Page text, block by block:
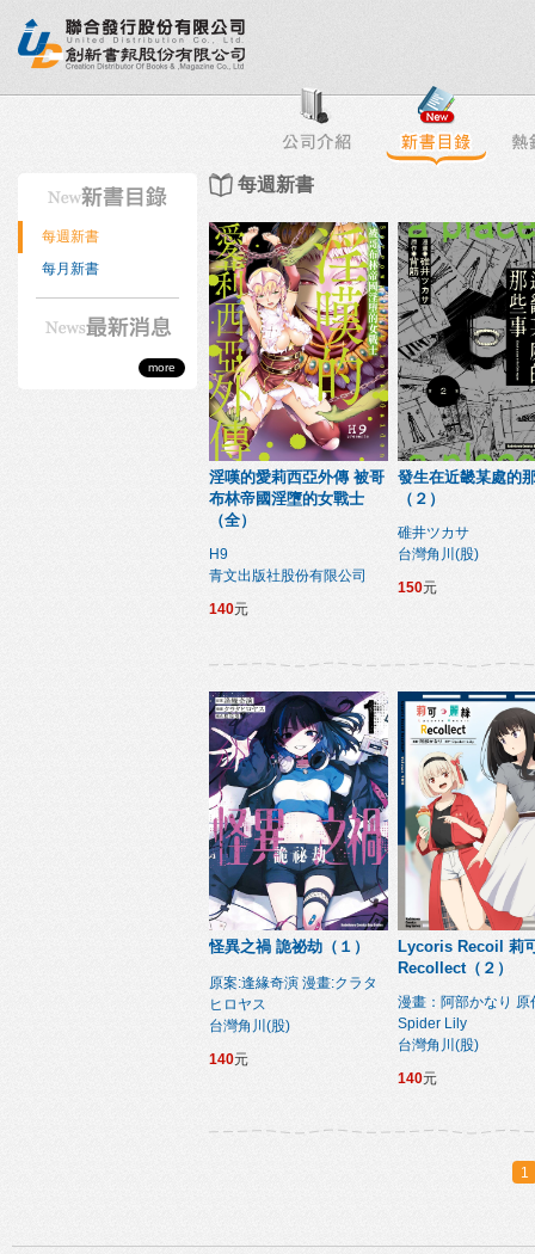
榜 出版社專區 書店專區 目錄下載 會員服務
每週新書
每月新書
more
每週新書
淫嘆的愛莉西亞外傳 被哥
布林帝國淫墮的女戰士
（全）
H9
青文出版社股份有限公司
140元
發生在近畿某處的
（２）
碓井ツカサ
台灣角川(股)
150元
怪異之禍 詭祕劫（１）
原案:逢緣奇演 漫畫:クラタ
ヒロヤス
台灣角川(股)
140元
Lycoris Recoil 莉
Recollect（２）
漫畫：阿部かなり 原
Spider Lily
台灣角川(股)
140元
1